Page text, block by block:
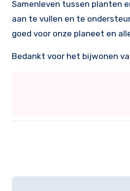
Samenleven tussen planten
aan te vullen en te
goed voor onze planeet en
Bedankt voor het bijwonen